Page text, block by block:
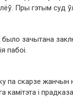
Пры гэтым суд
было зачытана
пабоі.
па скарзе жанчын
камітэта і